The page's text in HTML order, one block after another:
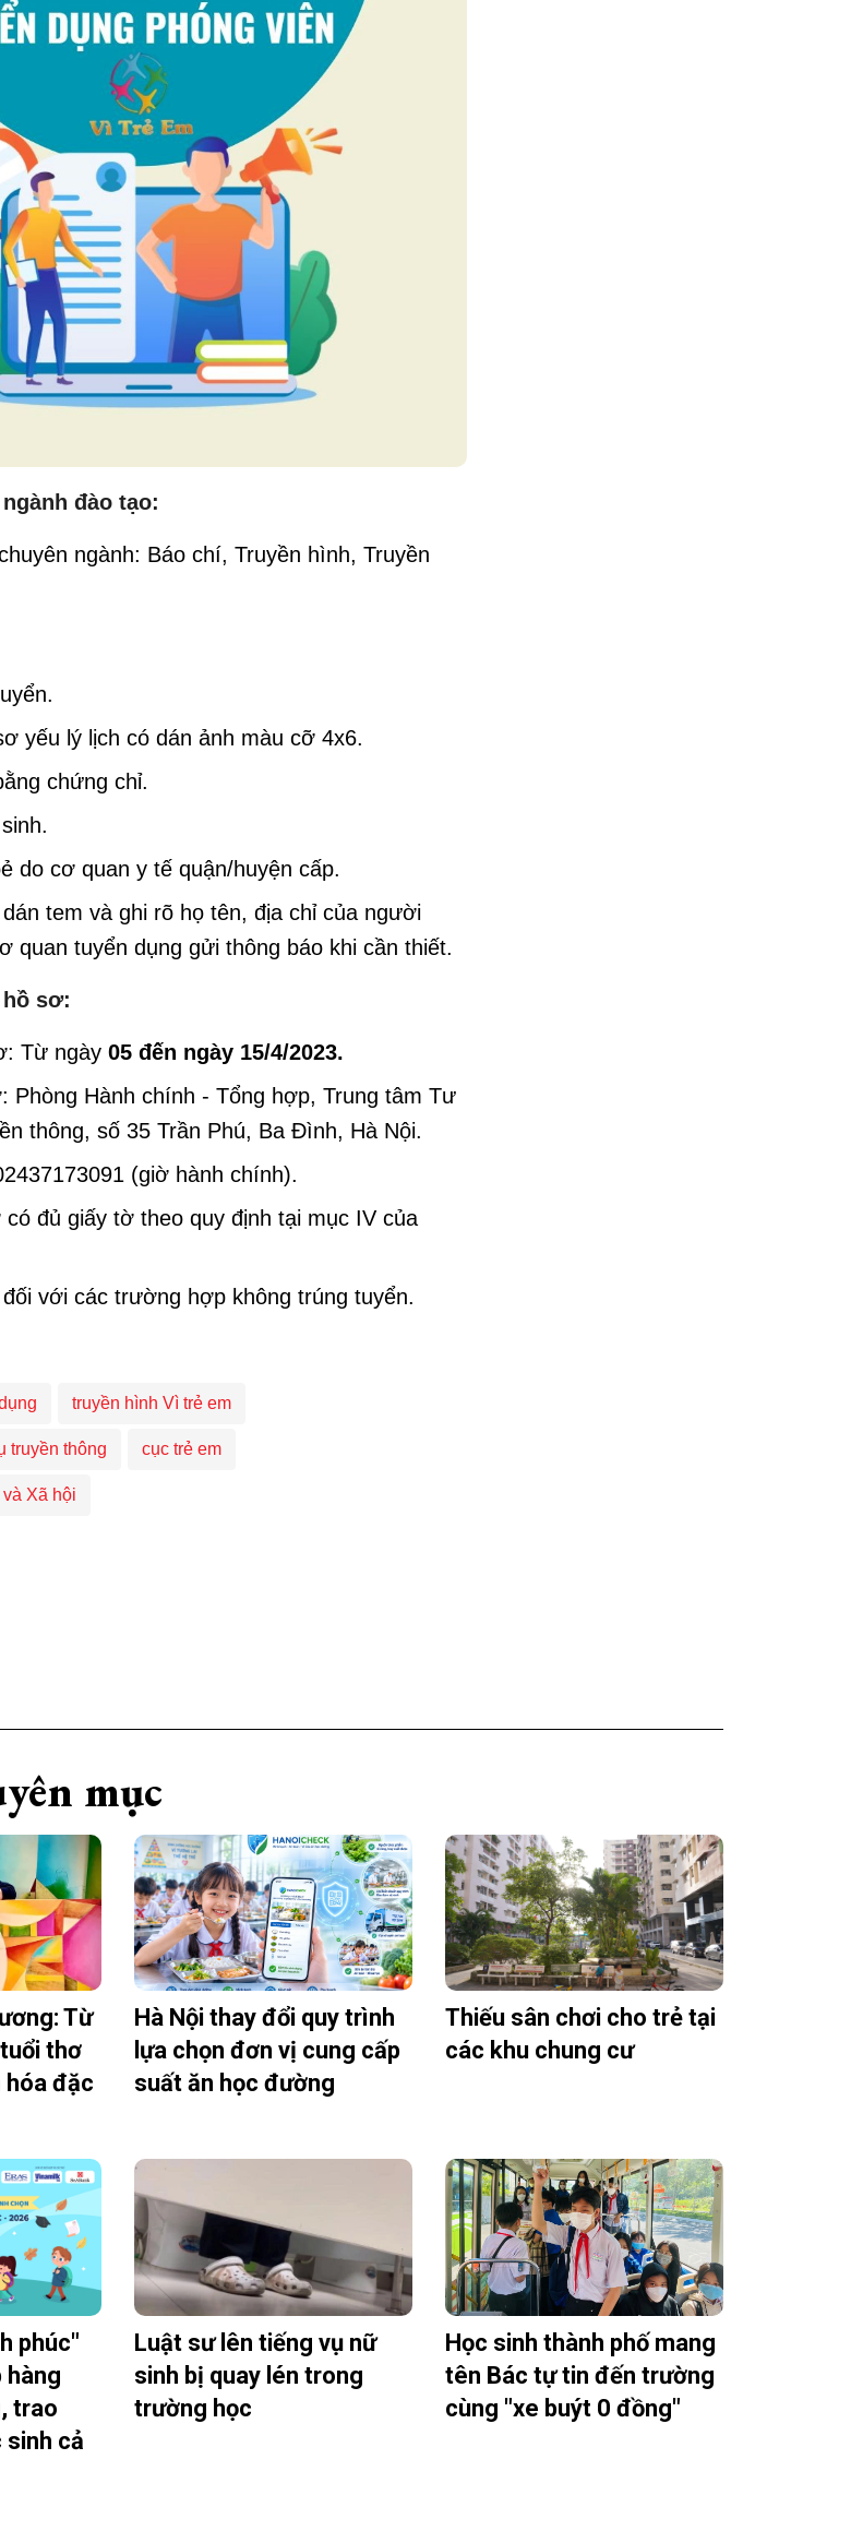
đào tạo:
ngành: Báo chí, Truyền hình, Truyền
yếu lý lịch có dán ảnh màu cỡ 4x6.
chứng chỉ.
do cơ quan y tế quận/huyện cấp.
tem và ghi rõ họ tên, địa chỉ của người
quan tuyển dụng gửi thông báo khi cần thiết.
sơ:
Từ ngày 05 đến ngày 15/4/2023.
Phòng Hành chính - Tổng hợp, Trung tâm Tư
thông, số 35 Trần Phú, Ba Đình, Hà Nội.
(giờ hành chính).
đủ giấy tờ theo quy định tại mục IV của
với các trường hợp không trúng tuyển.
truyền hình Vì trẻ em
truyền thông cục trẻ em
Xã hội
mục
Từ
thơ
hóa đặc
Hà Nội thay đổi quy trình
lựa chọn đơn vị cung cấp
suất ăn học đường
Thiếu sân chơi cho trẻ tại
các khu chung cư
phúc"
hàng
trao
sinh cả
Luật sư lên tiếng vụ nữ
sinh bị quay lén trong
trường học
Học sinh thành phố mang
tên Bác tự tin đến trường
cùng "xe buýt 0 đồng"